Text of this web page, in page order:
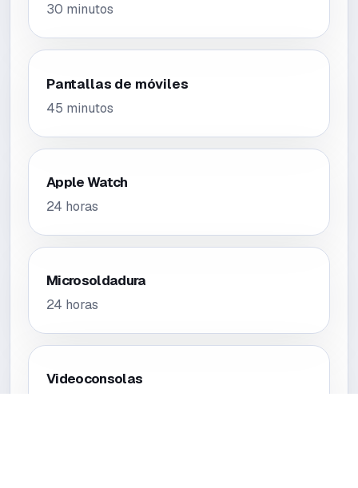
30 minutos
Pantallas de móviles
45 minutos
Apple Watch
24 horas
Microsoldadura
24 horas
Videoconsolas